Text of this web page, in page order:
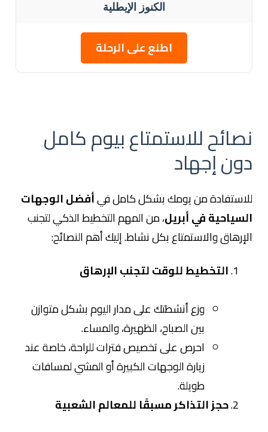
الكنوز الإيطلية
اطلع على الرحلة
نصائح للاستمتاع بيوم كامل
دون إجهاد
للاستفادة من يومك بشكل كامل فيأفضل الوجهات
السياحية في أبريل، من المهم التخطيط الذكي لتجنب
الإرهاق والاستمتاع بكل نشاط. إليك أهم النصائح:
التخطيط للوقت لتجنب الإرهاق
وزع أنشطتك على مدار اليوم بشكل متوازن
بين الصباح، الظهيرة، والمساء.
احرص على تخصيص فترات للراحة، خاصة عند
زيارة الوجهات الكبيرة أو المشي لمسافات
طويلة.
حجز التذاكر مسبقًا للمعالم الشعبية